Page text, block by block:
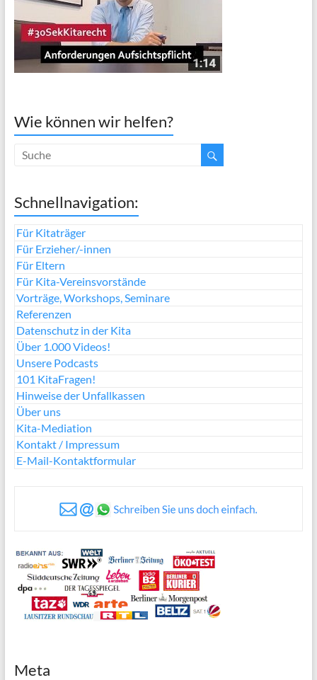
Wie können wir helfen?
Schnellnavigation:
Für Kitaträger
Für Erzieher/-innen
Für Eltern
Für Kita-Vereinsvorstände
Vorträge, Workshops, Seminare
Referenzen
Datenschutz in der Kita
Über 1.000 Videos!
Unsere Podcasts
101 KitaFragen!
Hinweise der Unfallkassen
Über uns
Kita-Mediation
Kontakt / Impressum
E-Mail-Kontaktformular
Meta